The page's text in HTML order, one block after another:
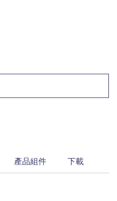
產品組件 下載